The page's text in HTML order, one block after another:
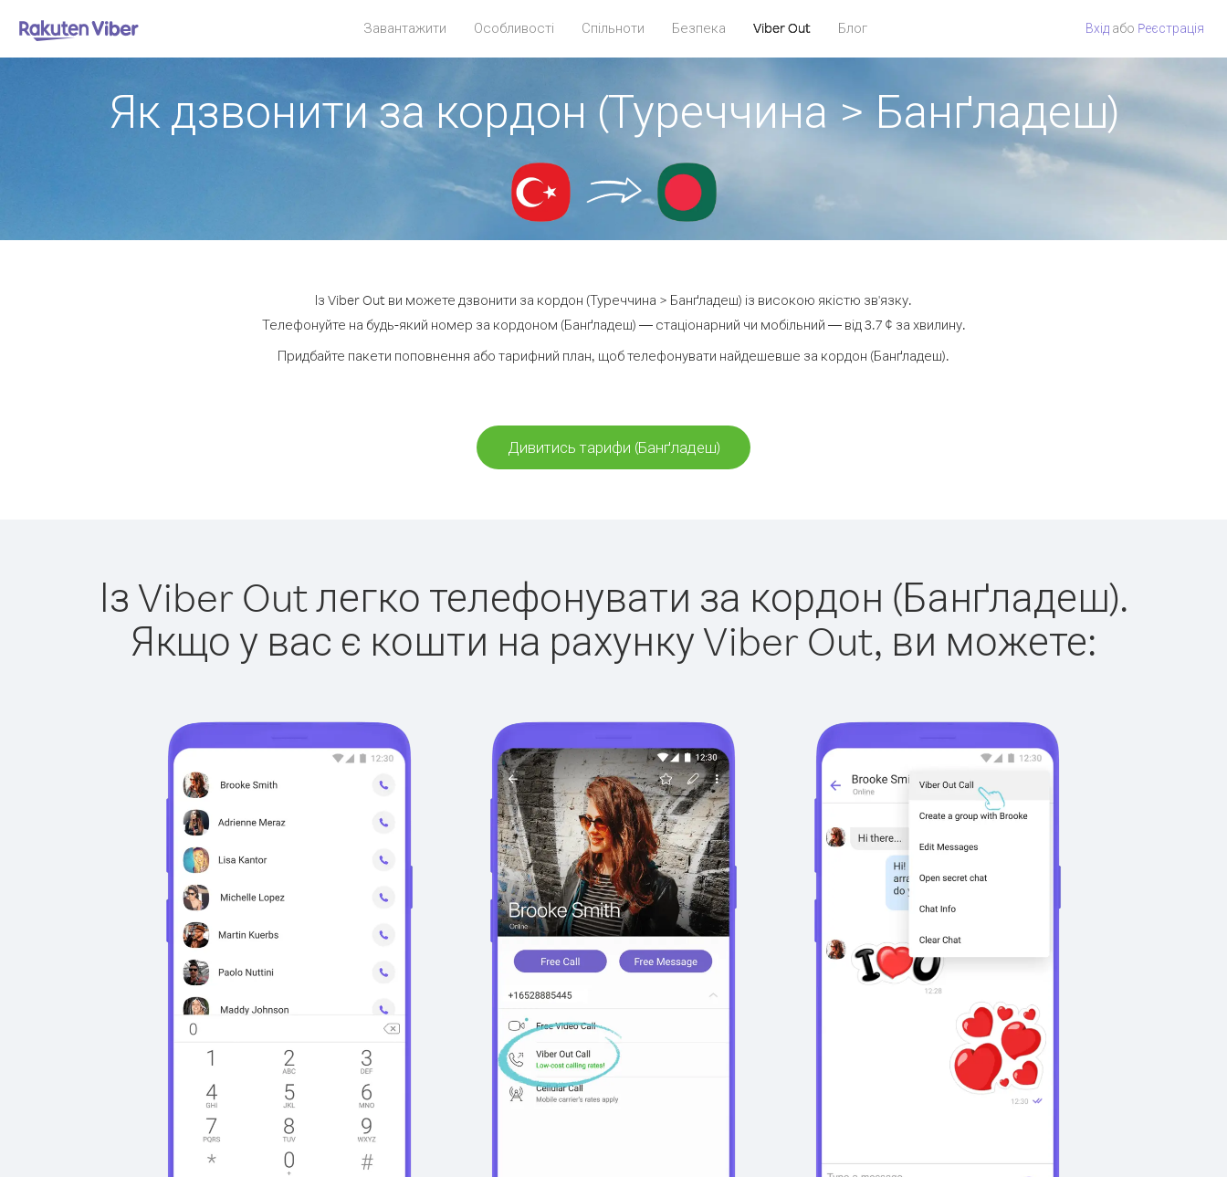
Завантажити Особливості Спільноти Безпека Viber Out Блог Вхід або Pеєстрація
Як дзвонити за кордон (Туреччина > Банґладеш)
Із Viber Out ви можете дзвонити за кордон (Туреччина > Банґладеш) із високою якістю зв'язку.
Телефонуйте на будь-який номер за кордоном (Банґладеш) — стаціонарний чи мобільний — від 3.7 ¢ за хвилину.
Придбайте пакети поповнення або тарифний план, щоб телефонувати найдешевше за кордон (Банґладеш).
Дивитись тарифи (Банґладеш)
Із Viber Out легко телефонувати за кордон (Банґладеш).
Якщо у вас є кошти на рахунку Viber Out, ви можете: